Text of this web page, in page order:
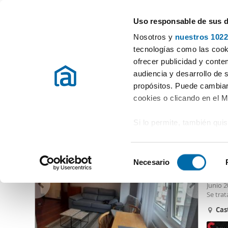
Uso responsable de sus
Nosotros y nuestros
tecnologías como las
ofrecer publicidad y
audiencia y desarrollo de
propósitos. Puede
cookies o clicando en el
Si lo permite, también
Identificar su
Obtenga más
preferencias en la
en la Declaración de
e
e
c
c
Necesario
Elegir distrito
Alquiler pisos Cantabria Alquiler pisos Santander
Alquiler pisos Castilla Hermida Santander (8 viviendas)
Junio
Se
Todos